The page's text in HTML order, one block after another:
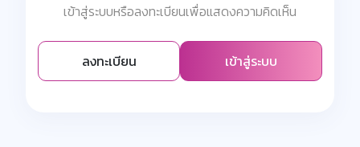
เข้าสู่ระบบหรือลงทะเบียนเพื่อแสดงความคิดเห็น
ลงทะเบียน เข้าสู่ระบบ